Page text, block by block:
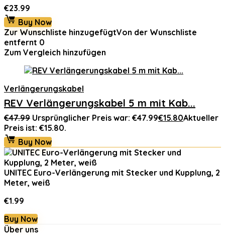
€23.99
Buy Now
Zur Wunschliste hinzugefügtVon der Wunschliste
entfernt 0
Zum Vergleich hinzufügen
Verlängerungskabel
REV Verlängerungskabel 5 m mit Kab...
€47.99 Ursprünglicher Preis war: €47.99€15.80Aktueller
Preis ist: €15.80.
Buy Now
UNITEC Euro-Verlängerung mit Stecker und Kupplung, 2
Meter, weiß
€1.99
Buy Now
Über uns